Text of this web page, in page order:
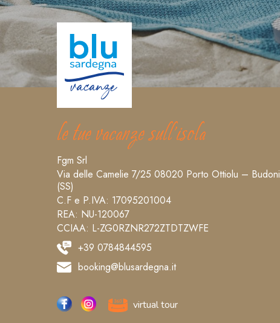
le tue vacanze sull’isola
Fgm Srl
Via delle Camelie 7/25 08020 Porto Ottiolu – Budoni
(SS)
C.F e P.IVA: 17095201004
REA: NU-120067
CCIAA: L-ZG0RZNR272ZTDTZWFE
+39 0784844595
booking@blusardegna.it
virtual tour